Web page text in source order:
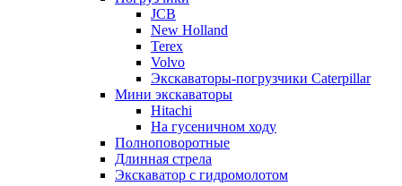
JCB
New Holland
Terex
Volvo
Экскаваторы-погрузчики Caterpillar
Мини экскаваторы
Hitachi
На гусеничном ходу
Полноповоротные
Длинная стрела
Экскаватор с гидромолотом